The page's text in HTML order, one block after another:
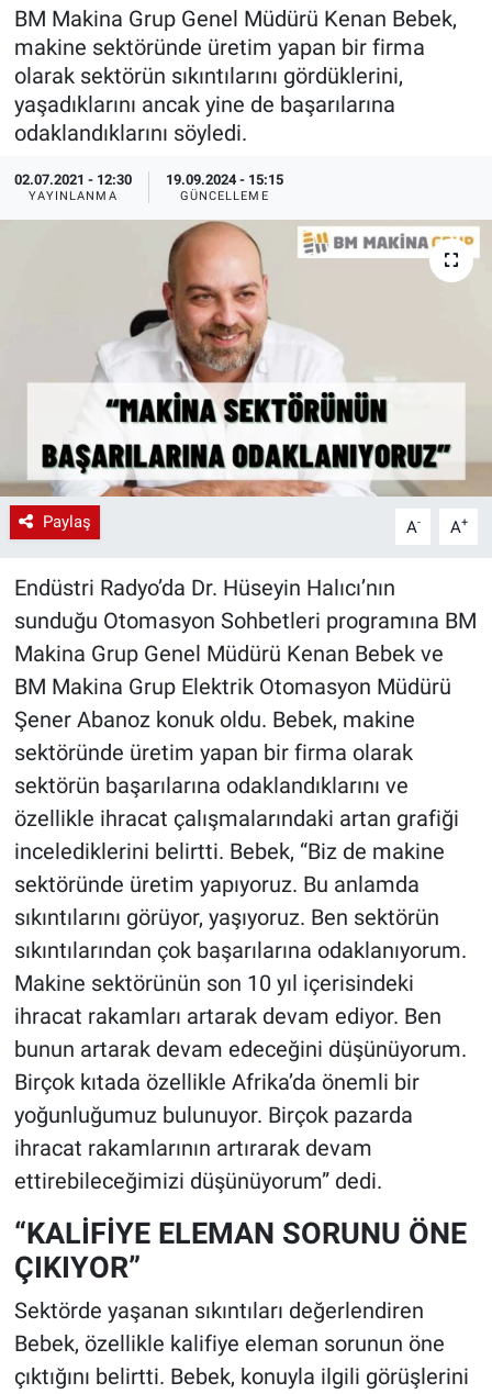
BM Makina Grup Genel Müdürü Kenan Bebek,
makine sektöründe üretim yapan bir firma
olarak sektörün sıkıntılarını gördüklerini,
yaşadıklarını ancak yine de başarılarına
odaklandıklarını söyledi.
02.07.2021 - 12:30
YAYINLANMA
19.09.2024 - 15:15
GÜNCELLEME
Paylaş A- A+
Endüstri Radyo’da Dr. Hüseyin Halıcı’nın
sunduğu Otomasyon Sohbetleri programına BM
Makina Grup Genel Müdürü Kenan Bebek ve
BM Makina Grup Elektrik Otomasyon Müdürü
Şener Abanoz konuk oldu. Bebek, makine
sektöründe üretim yapan bir firma olarak
sektörün başarılarına odaklandıklarını ve
özellikle ihracat çalışmalarındaki artan grafiği
incelediklerini belirtti. Bebek, “Biz de makine
sektöründe üretim yapıyoruz. Bu anlamda
sıkıntılarını görüyor, yaşıyoruz. Ben sektörün
sıkıntılarından çok başarılarına odaklanıyorum.
Makine sektörünün son 10 yıl içerisindeki
ihracat rakamları artarak devam ediyor. Ben
bunun artarak devam edeceğini düşünüyorum.
Birçok kıtada özellikle Afrika’da önemli bir
yoğunluğumuz bulunuyor. Birçok pazarda
ihracat rakamlarının artırarak devam
ettirebileceğimizi düşünüyorum” dedi.
“KALİFİYE ELEMAN SORUNU ÖNE
ÇIKIYOR”
Sektörde yaşanan sıkıntıları değerlendiren
Bebek, özellikle kalifiye eleman sorunun öne
çıktığını belirtti. Bebek, konuyla ilgili görüşlerini
EndüstriST
Enerjisini Üreten Fabrikalar
Endüstri 4.0 Uygulamaları
Ağır Sanayi Çözümleri